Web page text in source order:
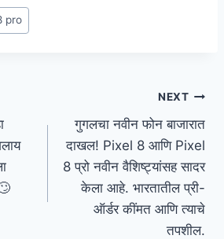
pro
NEXT
गुगलचा नवीन फोन बाजारात
दाखल! Pixel 8 आणि Pixel
8 प्रो नवीन वैशिष्ट्यांसह सादर
केला आहे. भारतातील प्री-
ऑर्डर कींमत आणि त्याचे
तपशील.